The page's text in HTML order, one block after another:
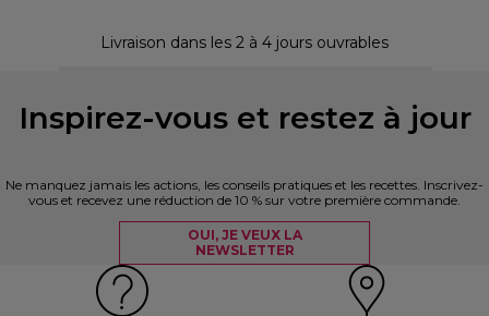
Livraison dans les 2 à 4 jours ouvrables
Inspirez-vous et restez à jour
Ne manquez jamais les actions, les conseils pratiques et les recettes. Inscrivez-
vous et recevez une réduction de 10 % sur votre première commande.
OUI, JE VEUX LA
NEWSLETTER